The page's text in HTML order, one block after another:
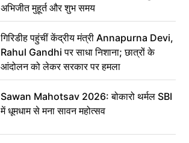
अभिजीत मुहूर्त और शुभ समय
गिरिडीह पहुंचीं केंद्रीय मंत्री Annapurna Devi,
Rahul Gandhi पर साधा निशाना; छात्रों के
आंदोलन को लेकर सरकार पर हमला
Sawan Mahotsav 2026: बोकारो थर्मल SBI
में धूमधाम से मना सावन महोत्सव